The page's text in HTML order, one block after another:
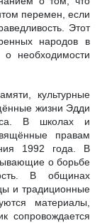
перемен, если
Этот
народов в
необходимости
культурные
жизни Эдди
В школах и
правам
1992 года. В
о борьбе
В общинах
и традиционные
материалы,
сопровождается